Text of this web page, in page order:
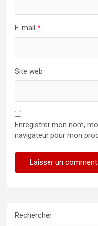
E-mail *
Site web
Enregistrer mon nom,
navigateur pour mon
Rechercher